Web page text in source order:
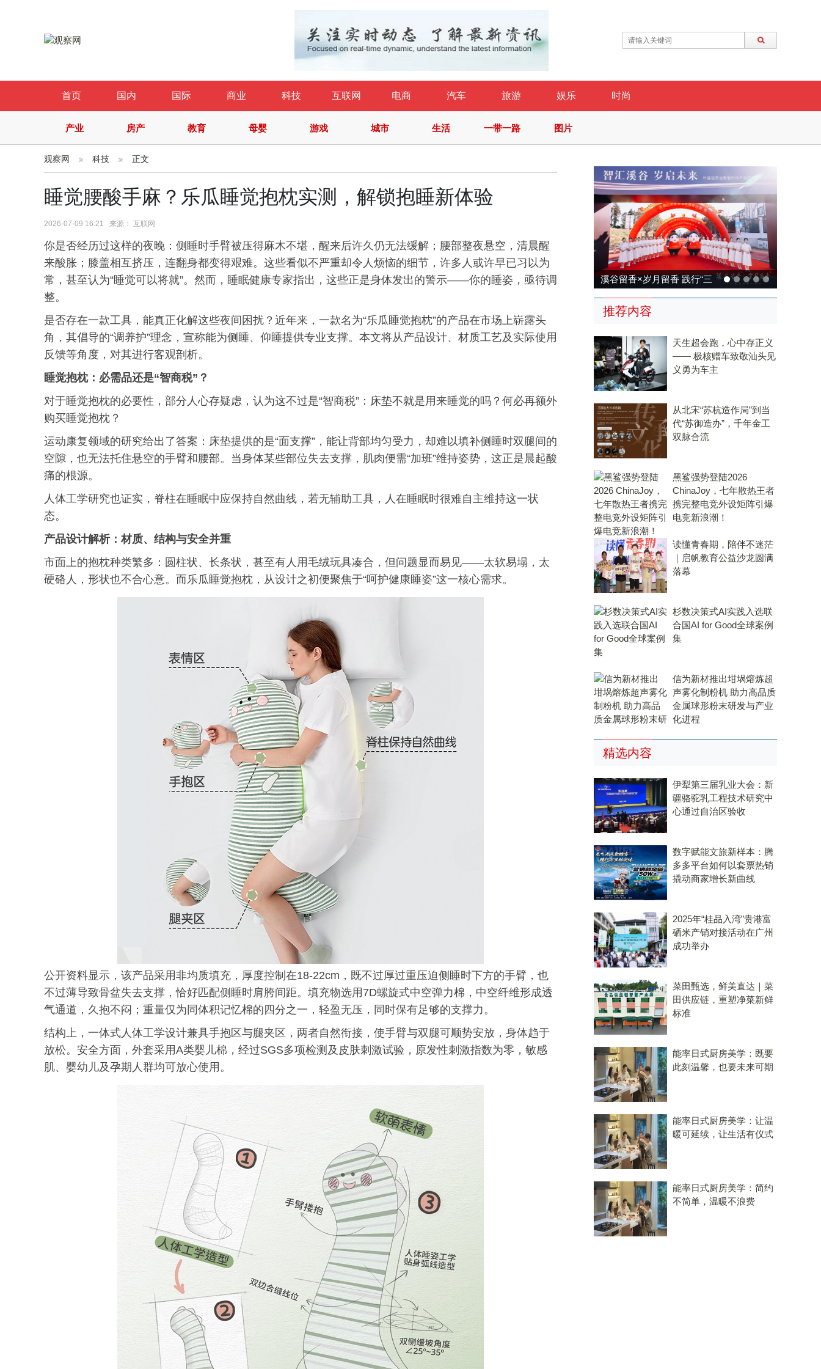
首页 国内 国际 商业 科技 互联网 电商 汽车 旅游 娱乐 时尚
产业 房产 教育 母婴 游戏 城市 生活 一带一路 图片
观察网 科技 正文
睡觉腰酸手麻？乐瓜睡觉抱枕实测，解锁抱睡新体验
2026-07-09 16:21 来源： 互联网
你是否经历过这样的夜晚：侧睡时手臂被压得麻木不堪，醒来后许久仍无法缓解；腰部整夜悬空，清晨醒
来酸胀；膝盖相互挤压，连翻身都变得艰难。这些看似不严重却令人烦恼的细节，许多人或许早已习以为
常，甚至认为“睡觉可以将就”。然而，睡眠健康专家指出，这些正是身体发出的警示——你的睡姿，亟待调
整。
是否存在一款工具，能真正化解这些夜间困扰？近年来，一款名为“乐瓜睡觉抱枕”的产品在市场上崭露头
角，其倡导的“调养护”理念，宣称能为侧睡、仰睡提供专业支撑。本文将从产品设计、材质工艺及实际使用
反馈等角度，对其进行客观剖析。
睡觉抱枕：必需品还是“智商税”？
对于睡觉抱枕的必要性，部分人心存疑虑，认为这不过是“智商税”：床垫不就是用来睡觉的吗？何必再额外
购买睡觉抱枕？
运动康复领域的研究给出了答案：床垫提供的是“面支撑”，能让背部均匀受力，却难以填补侧睡时双腿间的
空隙，也无法托住悬空的手臂和腰部。当身体某些部位失去支撑，肌肉便需“加班”维持姿势，这正是晨起酸
痛的根源。
人体工学研究也证实，脊柱在睡眠中应保持自然曲线，若无辅助工具，人在睡眠时很难自主维持这一状
态。
产品设计解析：材质、结构与安全并重
市面上的抱枕种类繁多：圆柱状、长条状，甚至有人用毛绒玩具凑合，但问题显而易见——太软易塌，太
硬硌人，形状也不合心意。而乐瓜睡觉抱枕，从设计之初便聚焦于“呵护健康睡姿”这一核心需求。
公开资料显示，该产品采用非均质填充，厚度控制在18-22cm，既不过厚过重压迫侧睡时下方的手臂，也
不过薄导致骨盆失去支撑，恰好匹配侧睡时肩胯间距。填充物选用7D螺旋式中空弹力棉，中空纤维形成透
气通道，久抱不闷；重量仅为同体积记忆棉的四分之一，轻盈无压，同时保有足够的支撑力。
结构上，一体式人体工学设计兼具手抱区与腿夹区，两者自然衔接，使手臂与双腿可顺势安放，身体趋于
放松。安全方面，外套采用A类婴儿棉，经过SGS多项检测及皮肤刺激试验，原发性刺激指数为零，敏感
肌、婴幼儿及孕期人群均可放心使用。
溪谷留香×岁月留香 践行“三
茶
溪谷留香×岁月留香 践行“三
茶统筹”，传承传统，科技兴
推荐内容
天生超会跑，心中存正义
—— 极核赠车致敬汕头见
义勇为车主
从北宋“苏杭造作局”到当
代“苏御造办”，千年金工
双脉合流
黑鲨强势登陆2026
ChinaJoy，七年散热王者
携完整电竞外设矩阵引爆
电竞新浪潮！
读懂青春期，陪伴不迷茫
｜启帆教育公益沙龙圆满
落幕
杉数决策式AI实践入选联
合国AI for Good全球案例
集
信为新材推出坩埚熔炼超
声雾化制粉机 助力高品质
金属球形粉末研发与产业
化进程
精选内容
伊犁第三届乳业大会：新
疆骆驼乳工程技术研究中
心通过自治区验收
数字赋能文旅新样本：腾
多多平台如何以套票热销
撬动商家增长新曲线
2025年“桂品入湾”贵港富
硒米产销对接活动在广州
成功举办
菜田甄选，鲜美直达｜菜
田供应链，重塑净菜新鲜
标准
能率日式厨房美学：既要
此刻温馨，也要未来可期
能率日式厨房美学：让温
暖可延续，让生活有仪式
能率日式厨房美学：简约
不简单，温暖不浪费